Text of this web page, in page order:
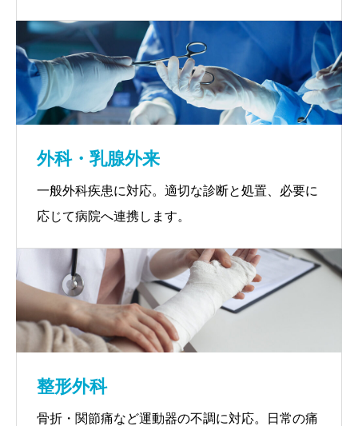
外科・乳腺外来
一般外科疾患に対応。適切な診断と処置、必要に
応じて病院へ連携します。
整形外科
骨折・関節痛など運動器の不調に対応。日常の痛